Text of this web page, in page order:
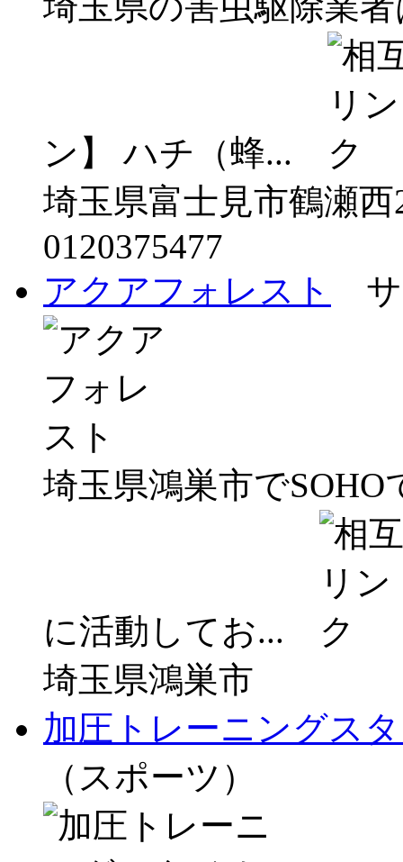
ン】 ハチ（蜂...
埼玉県富士見市鶴瀬
0120375477
アクアフォレスト
サ
埼玉県鴻巣市で
に活動してお...
埼玉県鴻巣市
加圧トレーニングス
（スポーツ）